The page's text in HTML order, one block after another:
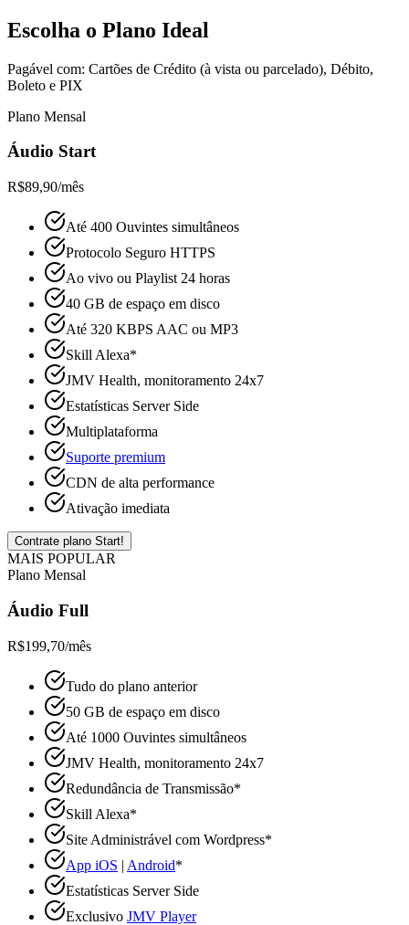
Escolha o Plano Ideal
Pagável com: Cartões de Crédito (à vista ou parcelado), Débito,
Boleto e PIX
Plano Mensal
Áudio Start
R$89,90/mês
Até 400 Ouvintes simultâneos
Protocolo Seguro HTTPS
Ao vivo ou Playlist 24 horas
40 GB de espaço em disco
Até 320 KBPS AAC ou MP3
Skill Alexa*
JMV Health, monitoramento 24x7
Estatísticas Server Side
Multiplataforma
Suporte premium
CDN de alta performance
Ativação imediata
Contrate plano Start!
MAIS POPULAR
Plano Mensal
Áudio Full
R$199,70/mês
Tudo do plano anterior
50 GB de espaço em disco
Até 1000 Ouvintes simultâneos
JMV Health, monitoramento 24x7
Redundância de Transmissão*
Skill Alexa*
Site Administrável com Wordpress*
App iOS | Android*
Estatísticas Server Side
Exclusivo JMV Player